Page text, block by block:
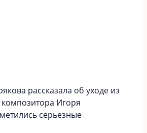
рассказала об уходе из
Игоря
серьезные